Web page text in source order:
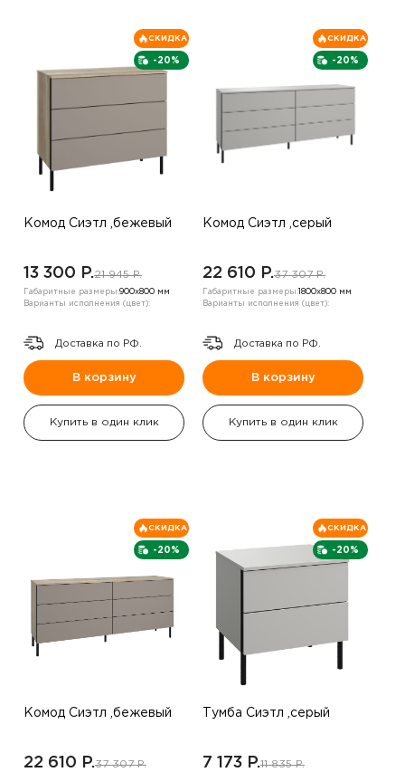
-20%
СКИДКА
Комод Сиэтл ,бежевый
13 300 P.21 945 P.
Габаритные размеры:900х800 мм
Варианты исполнения (цвет):
Доставка по РФ.
В корзину
Купить в один клик
-20%
СКИДКА
Комод Сиэтл ,серый
22 610 P.37 307 P.
Габаритные размеры: 1800х800 мм
Варианты исполнения (цвет):
Доставка по РФ.
В корзину
Купить в один клик
-20%
СКИДКА
Комод Сиэтл ,бежевый
22 610 P.37 307 P.
-20%
СКИДКА
Тумба Сиэтл ,серый
7 173 P.11 835 P.